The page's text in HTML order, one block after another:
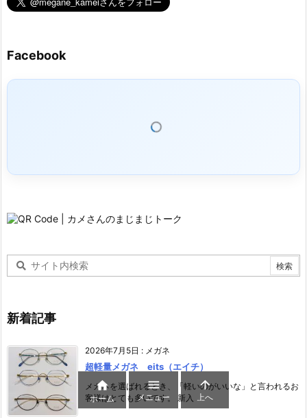
Facebook
新着記事
2026年7月5日 : メガネ
超軽量メガネ eits（エイチ）
メガネを選ばれるとき、「軽いのがいいな」と言われるお
客様はとても多いです。 新入 ...

ホーム

メニュー

上へ